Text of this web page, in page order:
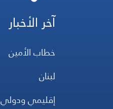
آخر الأخبار
خطاب الأمين
لبنان
إقليمي ودولي